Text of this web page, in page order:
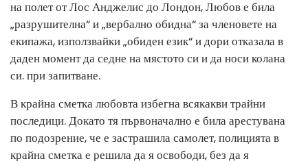
на полет от Лос Анджелис до Лондон, Любов е била
„разрушителна“ и „вербално обидна“ за членовете на
екипажа, използвайки „обиден език“ и дори отказала в
даден момент да седне на мястото си и да носи колана
си. при запитване.
В крайна сметка любовта избегна всякакви трайни
последици. Докато тя първоначално е била арестувана
по подозрение, че е застрашила самолет, полицията в
крайна сметка е решила да я освободи, без да я